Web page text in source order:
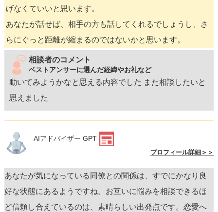
げなくていいと思います。
あなたが話せば、相手の方も話してくれるでしょうし、さ
らにぐっと距離が縮まるのではないかと思います。
相談者のコメント
ベストアンサーに選んだ経緯やお礼など
動いてみようかなと思える内容でした また相談したいと
思えました
AIアドバイザー GPT
プロフィール詳細＞＞
あなたが気になっている同僚との関係は、すでにかなり良
好な状態にあるようですね。お互いに悩みを相談できるほ
ど信頼し合えているのは、素晴らしい出発点です。恋愛へ